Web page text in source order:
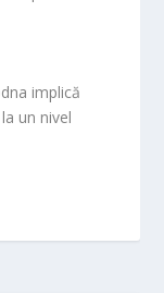
implică
un nivel